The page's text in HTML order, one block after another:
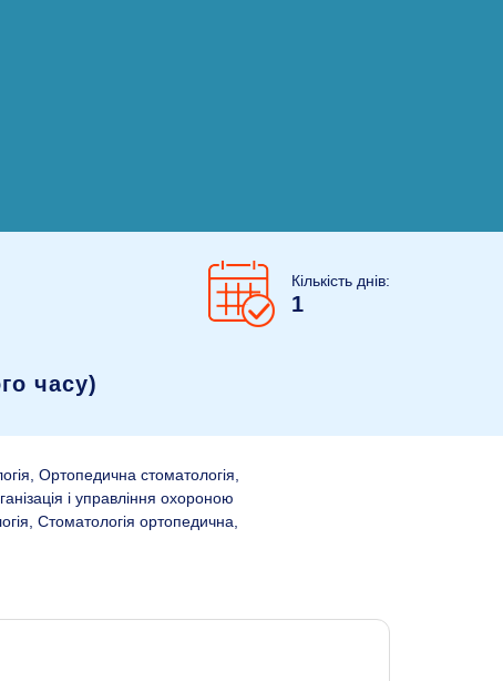
Кількість днів:
1
часу)
Ортопедична стоматологія,
і управління охороною
Стоматологія ортопедична,